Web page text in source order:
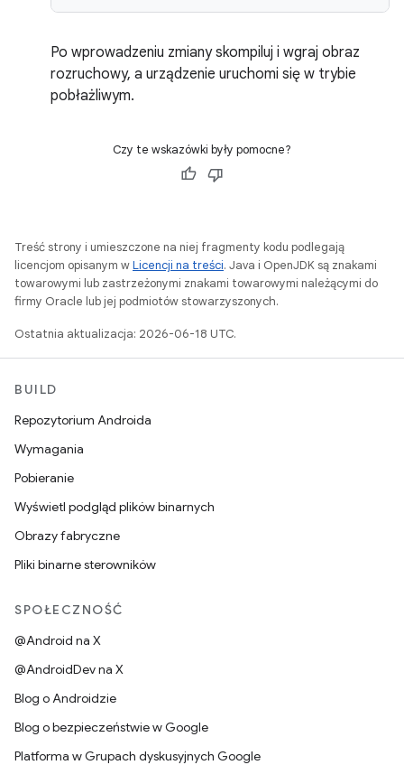
Po wprowadzeniu zmiany skompiluj i wgraj obraz
rozruchowy, a urządzenie uruchomi się w trybie
pobłażliwym.
Czy te wskazówki były pomocne?
Treść strony i umieszczone na niej fragmenty kodu podlegają
licencjom opisanym wLicencji na treści. Java i OpenJDK są znakami
towarowymi lub zastrzeżonymi znakami towarowymi należącymi do
firmy Oracle lub jej podmiotów stowarzyszonych.
Ostatnia aktualizacja: 2026-06-18 UTC.
BUILD
Repozytorium Androida
Wymagania
Pobieranie
Wyświetl podgląd plików binarnych
Obrazy fabryczne
Pliki binarne sterowników
SPOŁECZNOŚĆ
@Android na X
@AndroidDev na X
Blog o Androidzie
Blog o bezpieczeństwie w Google
Platforma w Grupach dyskusyjnych Google